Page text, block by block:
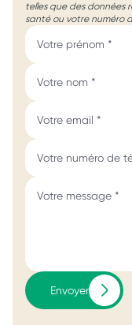
telles que des données
santé ou votre numéro
Envoyer